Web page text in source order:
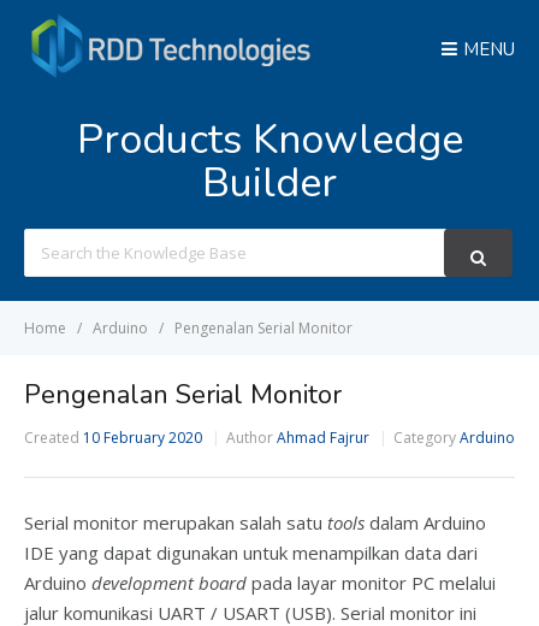
MENU
Products Knowledge
Builder
For
Home Arduino Pengenalan Serial Monitor
Pengenalan Serial Monitor
Created 10 February 2020 AuthorAhmad Fajrur CategoryArduino
Serial monitor merupakan salah satu tools dalam Arduino
IDE yang dapat digunakan untuk menampilkan data dari
Arduino development board pada layar monitor PC melalui
jalur komunikasi UART / USART (USB). Serial monitor ini